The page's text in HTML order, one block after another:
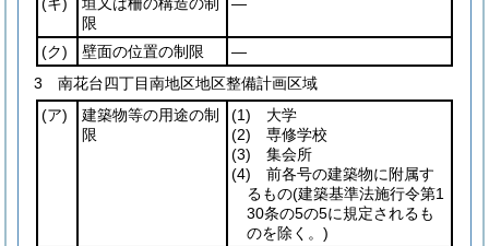
限
(ク) 壁面の位置の制限
―
3 南花台四丁目南地区地区整備計画区域
(ア)
建築物等の用途の制
限
(1) 大学
(2) 専修学校
(3) 集会所
(4) 前各号の建築物に附属す
るもの(建築基準法施行令第1
30条の5の5に規定されるも
のを除く。)